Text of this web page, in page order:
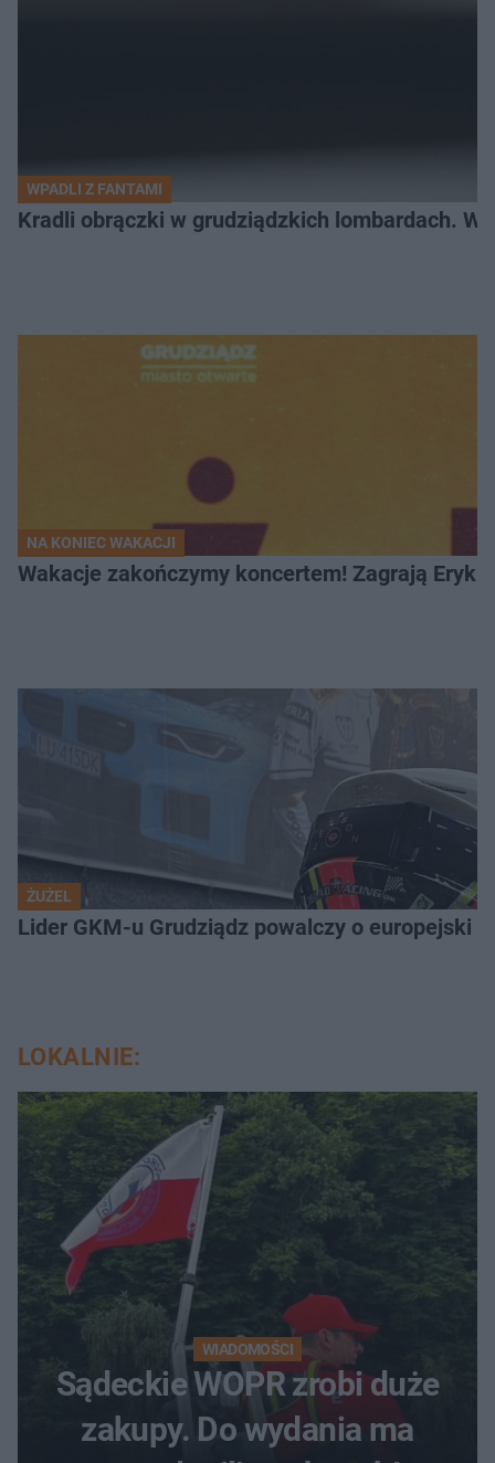
WPADLI Z FANTAMI
Kradli obrączki w grudziądzkich lombardach.
NA KONIEC WAKACJI
Wakacje zakończymy koncertem! Zagrają Eryk
ŻUŻEL
Lider GKM-u Grudziądz powalczy o europejski
LOKALNIE:
WIADOMOŚCI
Sądeckie WOPR zrobi duże
zakupy. Do wydania ma